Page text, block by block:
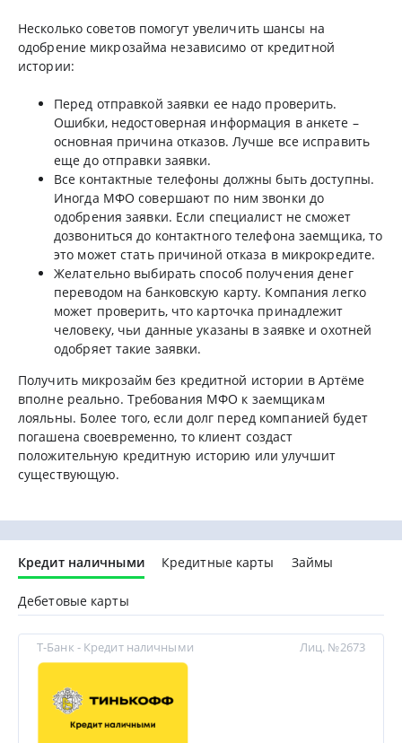
Несколько советов помогут увеличить шансы на
одобрение микрозайма независимо от кредитной
истории:
Перед отправкой заявки ее надо проверить.
Ошибки, недостоверная информация в анкете –
основная причина отказов. Лучше все исправить
еще до отправки заявки.
Все контактные телефоны должны быть доступны.
Иногда МФО совершают по ним звонки до
одобрения заявки. Если специалист не сможет
дозвониться до контактного телефона заемщика, то
это может стать причиной отказа в микрокредите.
Желательно выбирать способ получения денег
переводом на банковскую карту. Компания легко
может проверить, что карточка принадлежит
человеку, чьи данные указаны в заявке и охотней
одобряет такие заявки.
Получить микрозайм без кредитной истории в Артёме
вполне реально. Требования МФО к заемщикам
лояльны. Более того, если долг перед компанией будет
погашена своевременно, то клиент создаст
положительную кредитную историю или улучшит
существующую.
Кредит наличными Кредитные карты Займы
Дебетовые карты
Т-Банк - Кредит наличными Лиц. №2673